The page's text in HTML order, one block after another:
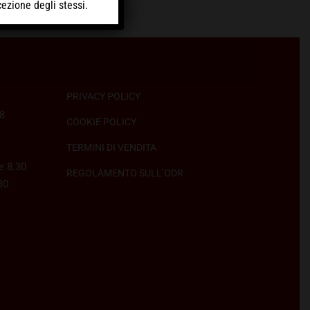
8.30
PRIVACY POLICY
COOKIE POLICY
TERMINI DI VENDITA
REGOLAMENTO SULL’ODR
degli stessi.